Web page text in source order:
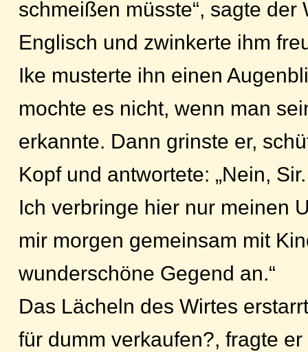
schmeißen müsste“, sagte der
Englisch und zwinkerte ihm
Ike musterte ihn einen
mochte es nicht, wenn man
erkannte. Dann grinste er,
Kopf und antwortete: „Nein,
Ich verbringe hier nur meinen
mir morgen gemeinsam mit
wunderschöne Gegend an.“
Das Lächeln des Wirtes
für dumm verkaufen?, fragte er